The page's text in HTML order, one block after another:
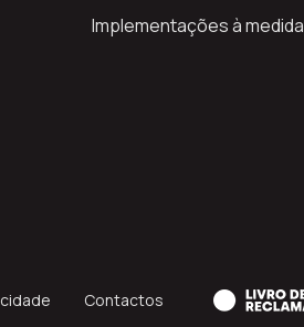
Implementações à medida
Contactos